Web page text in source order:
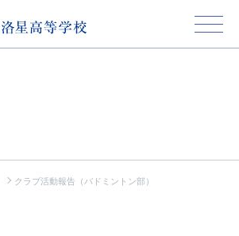
クラブ活動報告（バドミントン部）